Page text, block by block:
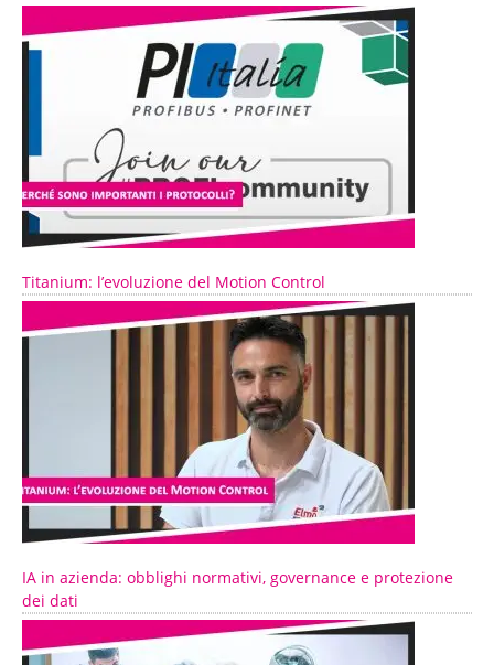
Titanium: l’evoluzione del Motion Control
IA in azienda: obblighi normativi, governance e protezione
dei dati